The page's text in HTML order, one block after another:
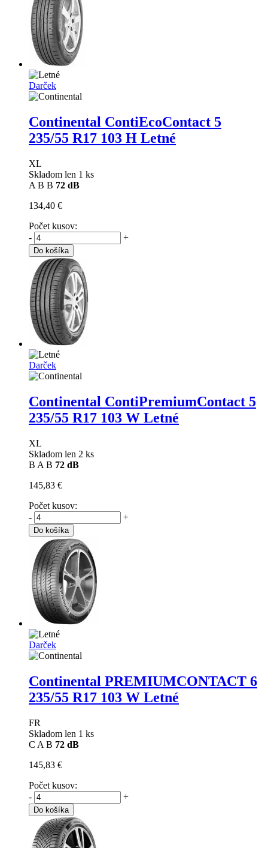
Darček
Continental ContiEcoContact 5
235/55 R17 103 H Letné
XL
Skladom len 1 ks
A B B 72 dB
134,40 €
Počet kusov:
-
+
Do košíka
Darček
Continental ContiPremiumContact 5
235/55 R17 103 W Letné
XL
Skladom len 2 ks
B A B 72 dB
145,83 €
Počet kusov:
-
+
Do košíka
Darček
Continental PREMIUMCONTACT 6
235/55 R17 103 W Letné
FR
Skladom len 1 ks
C A B 72 dB
145,83 €
Počet kusov:
-
+
Do košíka